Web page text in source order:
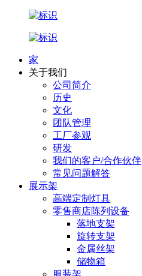
家
关于我们
公司简介
历史
文化
团队管理
工厂参观
研发
我们的客户/合作伙伴
常见问题解答
展示架
高端定制灯具
零售商店陈列设备
落地支架
旋转支架
金属丝架
储物箱
服装架